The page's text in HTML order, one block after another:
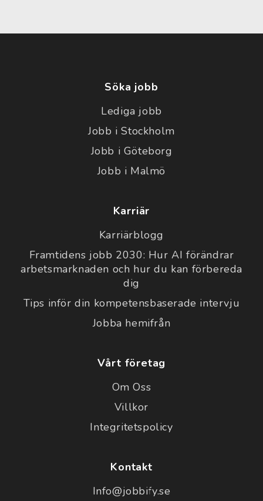
Söka jobb
Lediga jobb
Jobb i Stockholm
Jobb i Göteborg
Jobb i Malmö
Karriär
Karriärblogg
Framtidens jobb 2030: Hur AI förändrar
arbetsmarknaden och hur du kan förbereda
dig
Tips inför din kompetensbaserade intervju
Jobba hemifrån
Vårt företag
Om Oss
Villkor
Integritetspolicy
Kontakt
Info@jobbify.se